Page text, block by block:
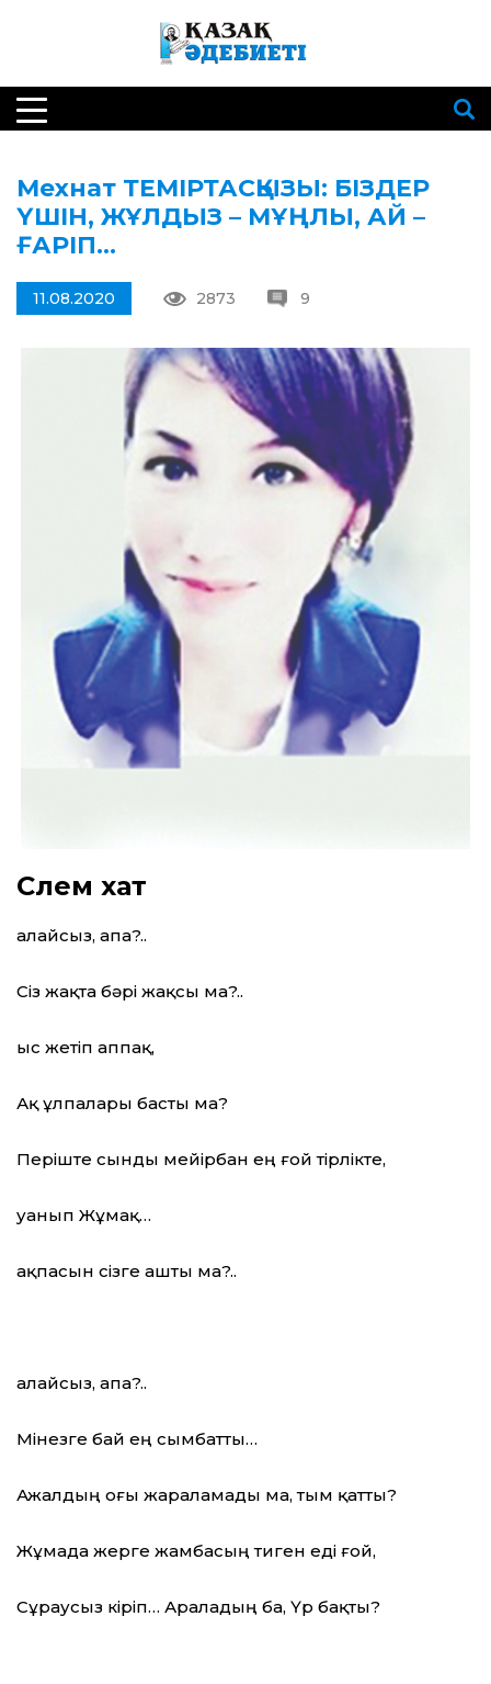
Мехнат ТЕМІРТАСҚЫЗЫ: БІЗДЕР
ҮШІН, ЖҰЛДЫЗ – МҰҢЛЫ, АЙ –
ҒАРІП…
11.08.2020 2873 9
Сәлем хат
Қалайсыз, апа?..
Сіз жақта бәрі жақсы ма?..
Қыс жетіп аппақ,
Ақ ұлпалары басты ма?
Періште сынды мейірбан ең ғой тірлікте,
Қуанып Жұмақ…
Қақпасын сізге ашты ма?..
Қалайсыз, апа?..
Мінезге бай ең сымбатты…
Ажалдың оғы жараламады ма, тым қатты?
Жұмада жерге жамбасың тиген еді ғой,
Сұраусыз кіріп… Араладың ба, Үр бақты?